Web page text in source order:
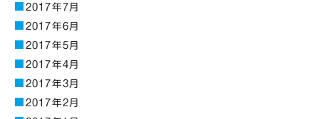
2017年7月
2017年6月
2017年5月
2017年4月
2017年3月
2017年2月